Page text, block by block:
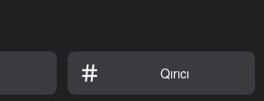
Qırıcı